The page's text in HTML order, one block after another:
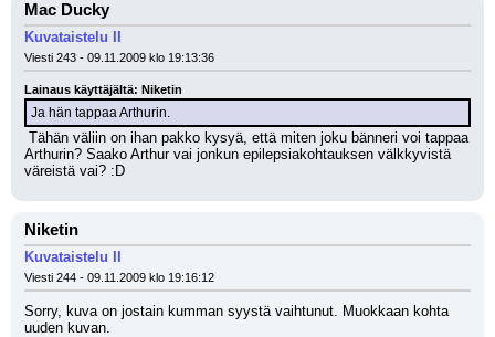
Mac Ducky
Kuvataistelu II
Viesti 243 - 09.11.2009 klo 19:13:36
Lainaus käyttäjältä: Niketin
Ja hän tappaa Arthurin.
Arthurin? Saako Arthur vai jonkun epilepsiakohtauksen välkkyvistä
väreistä vai? :D
Niketin
Kuvataistelu II
Viesti 244 - 09.11.2009 klo 19:16:12
Sorry, kuva on jostain kumman syystä vaihtunut. Muokkaan kohta
uuden kuvan.